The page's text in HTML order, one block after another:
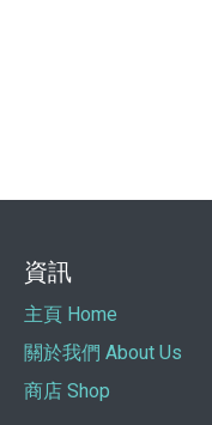
資訊
主頁 Home
關於我們 About Us
商店 Shop